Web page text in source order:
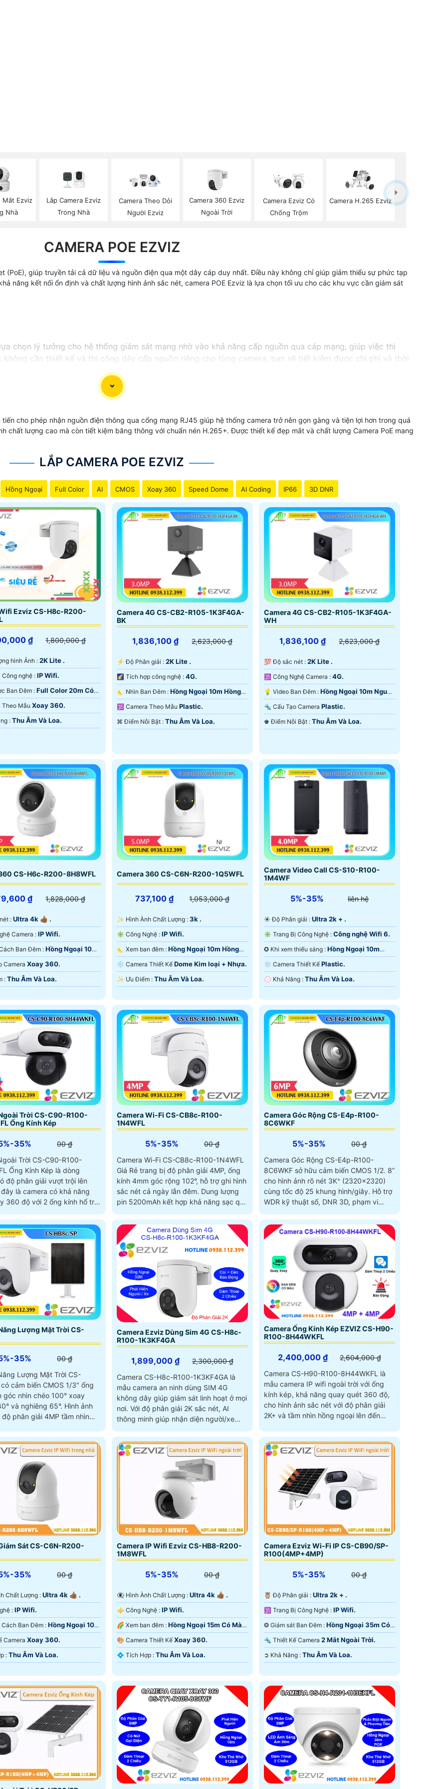
Mắt Ezviz
Nhà
Lắp Camera Ezviz
Trong Nhà
Camera Theo Dỏi
Người Ezviz
Camera 360 Ezviz
Ngoài Trời
Camera Ezviz Có
Chống Trộm
Camera H.265 Ezviz
CAMERA POE EZVIZ
(PoE), giúp truyền tải cả dữ liệu và nguồn điện qua một dây cáp duy nhất. Điều này không chỉ giúp giảm thiểu sự phức tạp
năng kết nối ổn định và chất lượng hình ảnh sắc nét, camera POE Ezviz là lựa chọn tối ưu cho các khu vực cần giám sát
chọn lý tưởng cho hệ thống giám sát mạng nhờ vào khả năng cấp nguồn qua cáp mạng, giúp việc thi
cần thiết kế và thi công dây cấp nguồn riêng cho từng camera, bạn sẽ tiết kiệm được chi phí và thời
đến khả năng quản lý và điều khiển hệ thống mạng một cách hiệu quả hơn. Hãy lựa chọn camera PoE
hệ thống giám sát của bạn.
tiến cho phép nhận nguồn điện thông qua cổng mạng RJ45 giúp hệ thống camera trở nên gọn gàng và tiện lợi hơn trong quá
chất lượng cao mà còn tiết kiệm băng thông với chuẩn nén H.265+. Được thiết kế đẹp mắt và chất lượng Camera PoE mang
LẮP CAMERA POE EZVIZ
Hồng Ngoại Full Color AI CMOS Xoay 360 Speed Dome AI Coding IP66 3D DNR
Ezviz CS-H8c-R200-
₫ 1,800,000 ₫
hình Ảnh : 2K Lite .
🌠 Camera Công nghệ : IP Wifi.
❈ Xem Được Ban Đêm : Full Color 20m Có
Theo Mẫu Xoay 360.
️✤ Chức Năng : Thu Âm Và Loa.
Camera 4G CS-CB2-R105-1K3F4GA-
BK
1,836,100 ₫ 2,623,000 ₫
️⚡ Độ Phân giải : 2K Lite .
🌠 Tích hợp công nghệ : 4G.
🌜 Nhìn Ban Đêm : Hồng Ngoại 10m Hồng
Ngoại SMD.
🕉️ Camera Theo Mẫu Plastic.
️⌘ Điểm Nỗi Bật : Thu Âm Và Loa.
Camera 4G CS-CB2-R105-1K3F4GA-
WH
1,836,100 ₫ 2,623,000 ₫
💯 Độ sắc nét : 2K Lite .
🕉️ Công Nghệ Camera : 4G.
💡 Video Ban Đêm : Hồng Ngoại 10m Nguồn
Pin Sạc.
🔩 Cấu Tạo Camera Plastic.
️♚ Điểm Nỗi Bật : Thu Âm Và Loa.
CS-H6c-R200-8H8WFL
₫ 1,828,000 ₫
nét :Ultra 4k 👍🏾 .
⚜️ Công Nghệ Camera : IP Wifi.
✪ Khoảng Cách Ban Đêm : Hồng Ngoại 10m
Smart IR.
Camera Xoay 360.
️📡 Ưu Điểm : Thu Âm Và Loa.
Camera 360 CS-C6N-R200-1Q5WFL
737,100 ₫ 1,053,000 ₫
✨ Hình Ành Chất Lượng : 3k .
✳️ Công Nghệ : IP Wifi.
🌜 Xem ban đêm : Hồng Ngoại 10m Hồng
Ngoại SMD.
❄ Camera Thiết Kế Dome Kim loại + Nhựa.
️✨ Ưu Điểm : Thu Âm Và Loa.
Camera Video Call CS-S10-R100-
1M4WF
5%-35% liên hệ
☀️ Độ Phân giải : Ultra 2k + .
✳️ Trang Bị Công Nghệ : Công nghệ Wifi 6.
✪ Khi xem thiếu sáng : Hồng Ngoại 10m
Công Nghệ Chuyên Dụng.
❄ Camera Thiết Kế Plastic.
️💮 Khả Năng : Thu Âm Và Loa.
Trời CS-C90-R100-
Ống Kính Kép
35%
00 ₫
Trời CS-C90-R100-
Ống Kính Kép là dòng
độ phân giải vượt trội lên
là camera có khả năng
360 độ với 2 ống kính hổ trợ
đêm 30m kết hợp mic-loa
xe bằng AI tăng khả
sát
Camera Wi-Fi CS-CB8c-R100-
1N4WFL
5%-35%
00 ₫
Camera Wi-Fi CS-CB8c-R100-1N4WFL
Giá Rẻ trang bị độ phân giải 4MP, ống
kính 4mm góc rộng 102°, hỗ trợ ghi hình
sắc nét cả ngày lẫn đêm. Dung lượng
pin 5200mAh kết hợp khả năng sạc qua
ổn định ngoài trời, tầm quan sát từ 15m
đến 20m
Camera Góc Rộng CS-E4p-R100-
8C6WKF
5%-35%
00 ₫
Camera Góc Rộng CS-E4p-R100-
8C6WKF sở hữu cảm biến CMOS 1/2. 8”
cho hình ảnh rõ nét 3K⁺ (2320×2320)
cùng tốc độ 25 khung hình/giây. Hỗ trợ
WDR kỹ thuật số, DNR 3D, phạm vi
Lượng Mặt Trời CS-
35%
00 ₫
Lượng Mặt Trời CS-
cảm biến CMOS 1/3" ống
góc nhìn chéo 100° xoay
nghiêng 65°. Hình ảnh
độ phân giải 4MP tầm nhìn
mặt trời và khả năng chống
bền bỉ nhờ IP65
Camera Ezviz Dùng Sim 4G CS-H8c-
R100-1K3KF4GA
1,899,000 ₫
2,300,000 ₫
Camera CS-H8c-R100-1K3KF4GA là
mẫu camera an ninh dùng SIM 4G
không dây giúp giám sát linh hoạt ở mọi
nơi. Với độ phân giải 2K sắc nét, AI
thông minh giúp nhận diện người/xe
độ màu ban đêm
Camera Ống Kính Kép EZVIZ CS-H90-
R100-8H44WKFL
2,400,000 ₫
2,604,000 ₫
Camera CS-H90-R100-8H44WKFL là
mẫu camera IP wifi ngoài trời với ống
kính kép, khả năng quay quét 360 độ,
cho hình ảnh sắc nét với độ phân giải
2K+ và tầm nhìn hồng ngoại lên đến
tích hợp chức năng đàm thoại 2 chiều,
cảnh báo bằng đèn và còi hú, đạt
chuẩn chống nước IP65, giúp hoạt
động bền bỉ dưới mọi điều kiện thời tiết
Camera an ninh CS-H90-R100-
8H44WKFL là camera đa năng kết hợp
cảnh báo ngay lập tức và thông báo
qua phần mềm trên điện thoại
Sát CS-C6N-R200-
35% 00 ₫
Chất Lượng : Ultra 4k 👍🏾 .
🕉️ Công Nghệ : IP Wifi.
🌚 Khoảng Cách Ban Đêm : Hồng Ngoại 10m
Ðêm.
Camera Xoay 360.
️📡 Tích Hợp : Thu Âm Và Loa.
Camera IP Wifi Ezviz CS-HB8-R200-
1M8WFL
5%-35% 00 ₫
👁️‍🗨 Hình Ành Chất Lượng : Ultra 4k 👍🏾 .
⚜️ Công Nghệ : IP Wifi.
🌈 Xem ban đêm : Hồng Ngoại 15m Có Màu
Ban Ðêm.
🎨 Camera Thiết Kế Xoay 360.
️💠 Tích Hợp : Thu Âm Và Loa.
Camera Ezviz Wi-Fi IP CS-CB90/SP-
R100(4MP+4MP)
5%-35% 00 ₫
🦉 Độ Phân giải : Ultra 2k + .
🕉️ Trang Bị Công Nghệ : IP Wifi.
❂ Giám sát Ban Đêm : Hồng Ngoại 35m Có
Màu Ban Ðêm.
🔩 Thiết Kế Camera 2 Mắt Ngoài Trời.
️➲ Khả Năng : Thu Âm Và Loa.